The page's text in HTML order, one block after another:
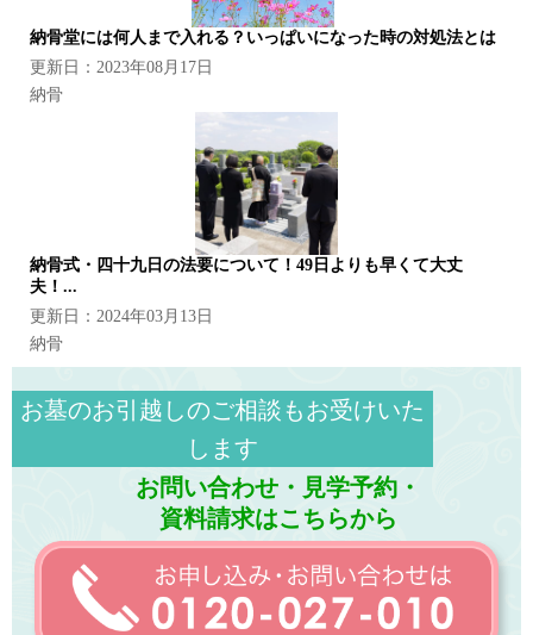
納骨堂には何人まで入れる？いっぱいになった時の対処法とは
更新日：2023年08月17日
納骨
納骨式・四十九日の法要について！49日よりも早くて大丈
夫！...
更新日：2024年03月13日
納骨
お墓のお引越しのご相談もお受けいた
します
お問い合わせ・見学予約・
資料請求はこちらから